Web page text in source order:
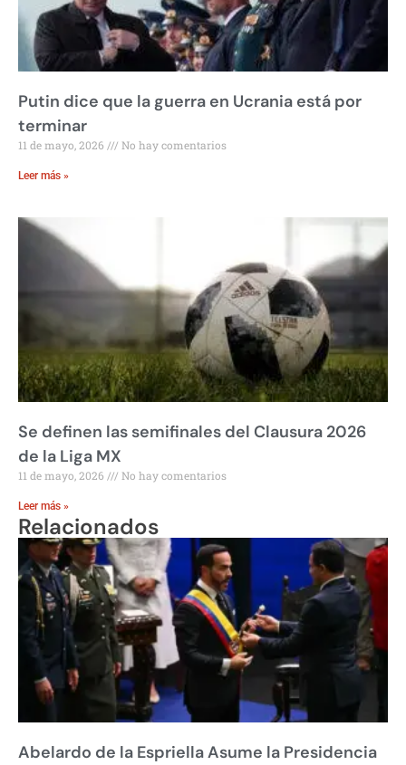
Putin dice que la guerra en Ucrania está por
terminar
11 de mayo, 2026 No hay comentarios
Leer más »
Se definen las semifinales del Clausura 2026
de la Liga MX
11 de mayo, 2026 No hay comentarios
Leer más »
Relacionados
Abelardo de la Espriella Asume la Presidencia